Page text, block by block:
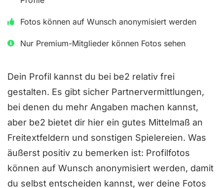
t
i
t
4
v
o
n
5
Fotos können auf Wunsch anonymisiert werden
Nur Premium-Mitglieder können Fotos sehen
Dein Profil kannst du bei be2 relativ frei
gestalten. Es gibt sicher Partnervermittlungen,
bei denen du mehr Angaben machen kannst,
aber be2 bietet dir hier ein gutes Mittelmaß an
Freitextfeldern und sonstigen Spielereien. Was
äußerst positiv zu bemerken ist: Profilfotos
können auf Wunsch anonymisiert werden, damit
du selbst entscheiden kannst, wer deine Fotos